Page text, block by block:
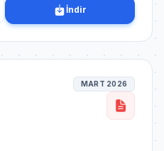
İndir
MART 2026